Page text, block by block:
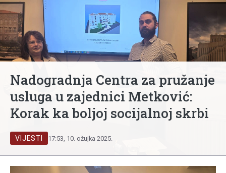
Nadogradnja Centra za pružanje
usluga u zajednici Metković:
Korak ka boljoj socijalnoj skrbi
VIJESTI 17:53, 10. ožujka 2025.